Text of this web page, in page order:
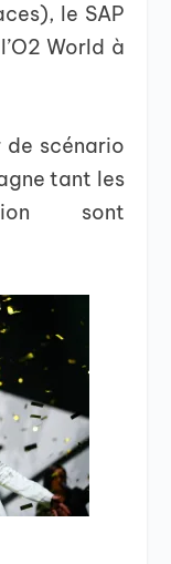
le SAP
World à
de scénario
tant les
sont